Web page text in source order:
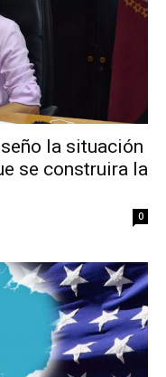
la situación
se construira la
0